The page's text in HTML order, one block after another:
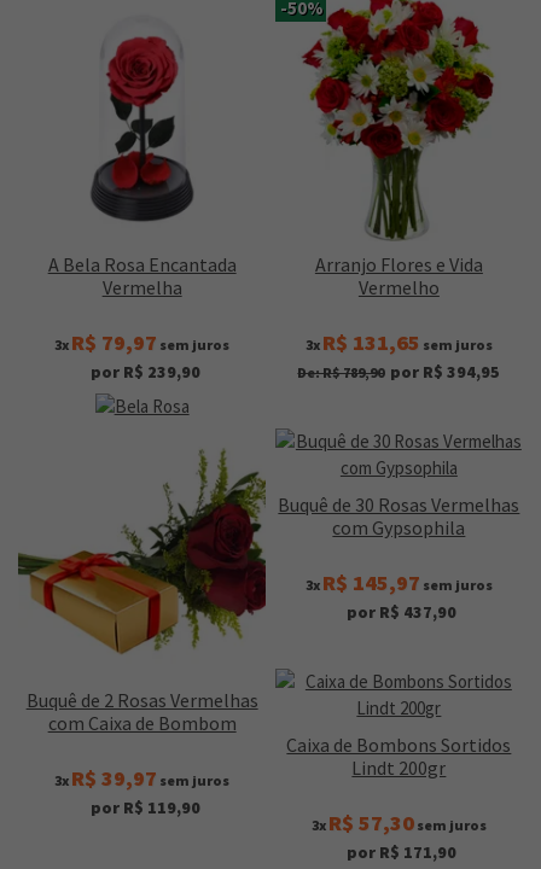
A Bela Rosa Encantada
Vermelha
3x R$ 79,97 sem juros
por R$ 239,90
-50%
Arranjo Flores e Vida
Vermelho
3x R$ 131,65 sem juros
De: R$ 789,90 por R$ 394,95
Buquê de 2 Rosas Vermelhas
com Caixa de Bombom
3x R$ 39,97 sem juros
por R$ 119,90
Buquê de 30 Rosas Vermelhas
com Gypsophila
3x R$ 145,97 sem juros
por R$ 437,90
Caixa de Bombons Sortidos
Lindt 200gr
3x R$ 57,30sem juros
por R$ 171,90